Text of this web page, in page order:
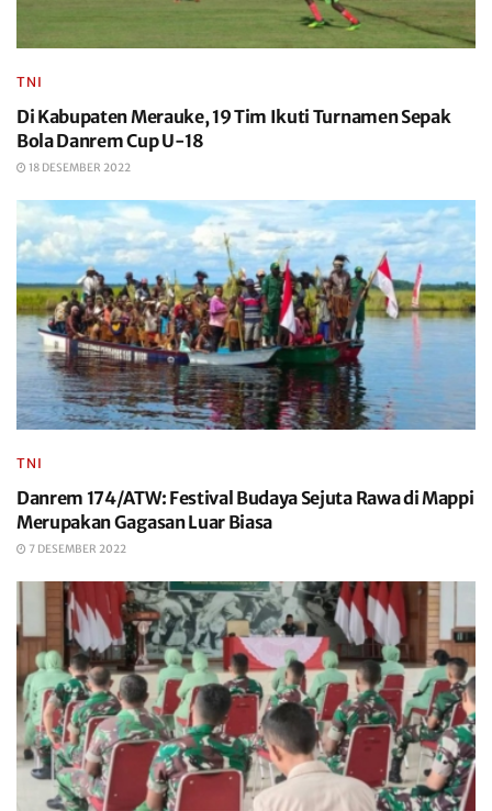
TNI
Di Kabupaten Merauke, 19 Tim Ikuti Turnamen Sepak
Bola Danrem Cup U-18
18 DESEMBER 2022
TNI
Danrem 174/ATW: Festival Budaya Sejuta Rawa di Mappi
Merupakan Gagasan Luar Biasa
7 DESEMBER 2022